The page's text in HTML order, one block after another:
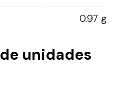
0.97 g
unidades